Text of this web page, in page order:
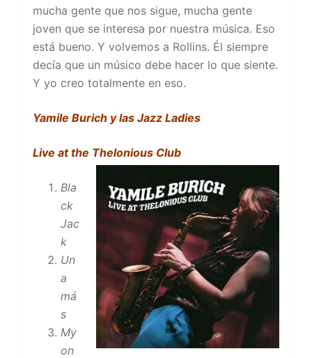
mucha gente que nos sigue, mucha gente
joven que se interesa por nuestra música. Eso
está bueno. Y volvemos a Rollins. Él siempre
decía que un músico debe hacer lo que siente.
Y yo creo totalmente en eso.
Yamile Burich y las Jazz Ladies
Live at the Thelonious Club
Bla
ck
Jac
k
Un
a
má
s
My
on